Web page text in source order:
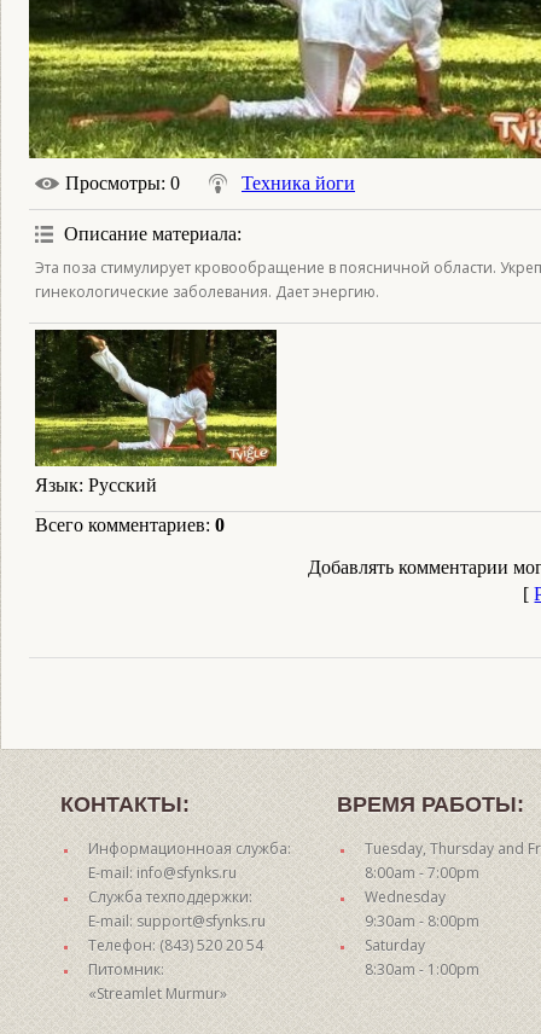
Просмотры: 0 Техника йоги
Описание материала:
Эта поза стимулирует кровообращение в поясничной области.
гинекологические заболевания. Дает энергию.
Язык: Русский
Всего комментариев: 0
Добавлять комментарии
[
КОНТАКТЫ:
Информационноая служба:
E-mail: info@sfynks.ru
Служба техподдержки:
E-mail: support@sfynks.ru
Телефон: (843) 520 20 54
Питомник:
«Streamlet Murmur»
ВРЕМЯ РАБОТЫ:
Tuesday, Thursday and
8:00am - 7:00pm
Wednesday
9:30am - 8:00pm
Saturday
8:30am - 1:00pm